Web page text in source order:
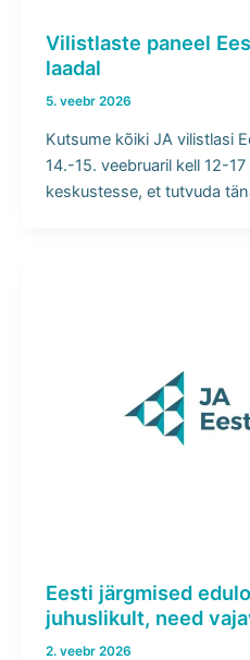
Vilistlaste paneel
laadal
5. veebr 2026
Kutsume kõiki JA vilistlasi
14.-15. veebruaril kell 12-
keskustesse, et tutvuda
Eesti järgmised
juhuslikult, need
2. veebr 2026